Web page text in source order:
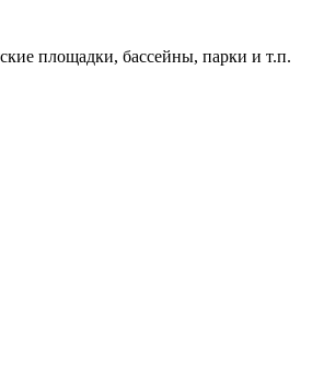
площадки, бассейны, парки и т.п.